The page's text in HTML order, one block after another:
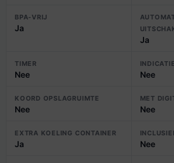
BPA-VRIJ
Ja
Ja
TIMER
Nee Nee
KOORD OPSLAGRUIMTE
Nee
MET
Nee
EXTRA KOELING CONTAINER
Ja Nee